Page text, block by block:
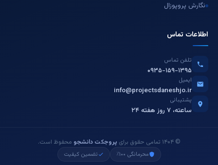
نگارش پروپوزال
اطلاعات تماس
تلفن تماس
۰۹۳۵-۱۵۹-۱۳۹۵
ایمیل
info@projectsdaneshjo.ir
پشتیبانی
۲۴ ساعته، ۷ روز هفته
© ۱۴۰۴ تمامی حقوق برای پروجکت دانشجو محفوظ است.
محرمانگی ۱۰۰٪ تضمین کیفیت